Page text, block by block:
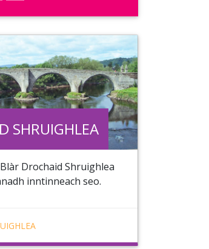
SHRUIGHLEA
Drochaid Shruighlea
inntinneach seo.